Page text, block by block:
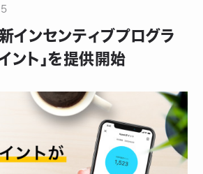
インセンティブプログラ
ント」を提供開始